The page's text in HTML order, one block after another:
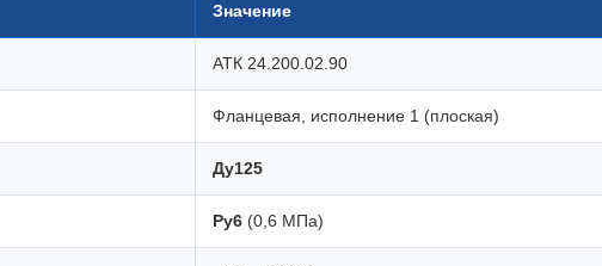
Значение
АТК 24.200.02.90
Фланцевая, исполнение 1 (плоская)
Ду125
Ру6 (0,6 МПа)